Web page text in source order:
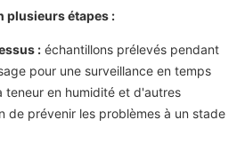
plusieurs étapes :
: échantillons prélevés pendant
pour une surveillance en temps
teneur en humidité et d'autres
de prévenir les problèmes à un stade